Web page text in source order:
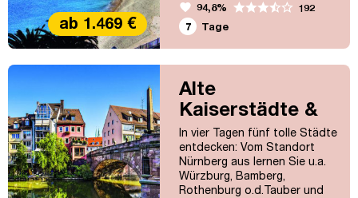
Carlo, die Stadt der „Stars
und Sternchen". Aber auch
die landschaftlichen
Schönheiten dieses nahezu
240 km langen Küstenstriches
mit seiner weltbekannten
„Corniche" werden Sie
begeistern.
ab 1.469 €
favorite 94,8%
192
7
Tage
Alte
Kaiserstädte &
Fränkische
Schweiz
In vier Tagen fünf tolle Städte
entdecken: Vom Standort
Nürnberg aus lernen Sie u.a.
Würzburg, Bamberg,
Rothenburg o.d.Tauber und